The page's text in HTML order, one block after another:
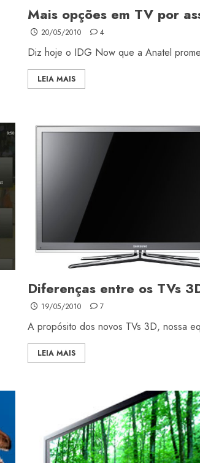
Mais opções em TV por
20/05/2010 4
Diz hoje o IDG Now que a Anatel
LEIA MAIS
Diferenças entre os TVs
19/05/2010 7
A propósito dos novos TVs 3D, nossa
LEIA MAIS